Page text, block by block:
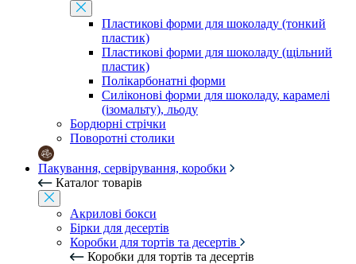
Пластикові форми для шоколаду (тонкий
пластик)
Пластикові форми для шоколаду (щільний
пластик)
Полікарбонатні форми
Силіконові форми для шоколаду, карамелі
(ізомальту), льоду
Бордюрні стрічки
Поворотні столики
Пакування, сервірування, коробки
Каталог товарів
Акрилові бокси
Бірки для десертів
Коробки для тортів та десертів
Коробки для тортів та десертів